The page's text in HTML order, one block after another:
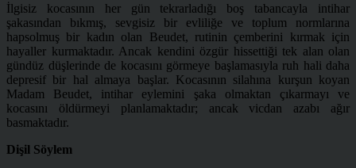
İlgisiz kocasının her gün tekrarladığı boş tabancayla intihar
şakasından bıkmış, sevgisiz bir evliliğe ve toplum normlarına
hapsolmuş bir kadın olan Beudet, rutinin çemberini kırmak için
hayaller kurmaktadır. Ancak kendini özgür hissettiği tek alan olan
gündüz düşlerinde de kocasını görmeye başlamasıyla ruh hali daha
depresif bir hal almaya başlar. Kocasının silahına kurşun koyan
Madam Beudet, intihar eylemini şaka olmaktan çıkarmayı ve
kocasını öldürmeyi planlamaktadır; ancak vicdan azabı ağır
basmaktadır.
Dişil Söylem